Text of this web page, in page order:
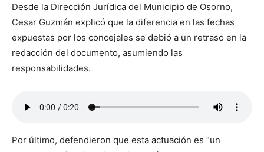
Desde la Dirección Jurídica del Municipio de Osorno,
Cesar Guzmán explicó que la diferencia en las fechas
expuestas por los concejales se debió a un retraso en la
redacción del documento, asumiendo las
responsabilidades.
Por último, defendieron que esta actuación es “un